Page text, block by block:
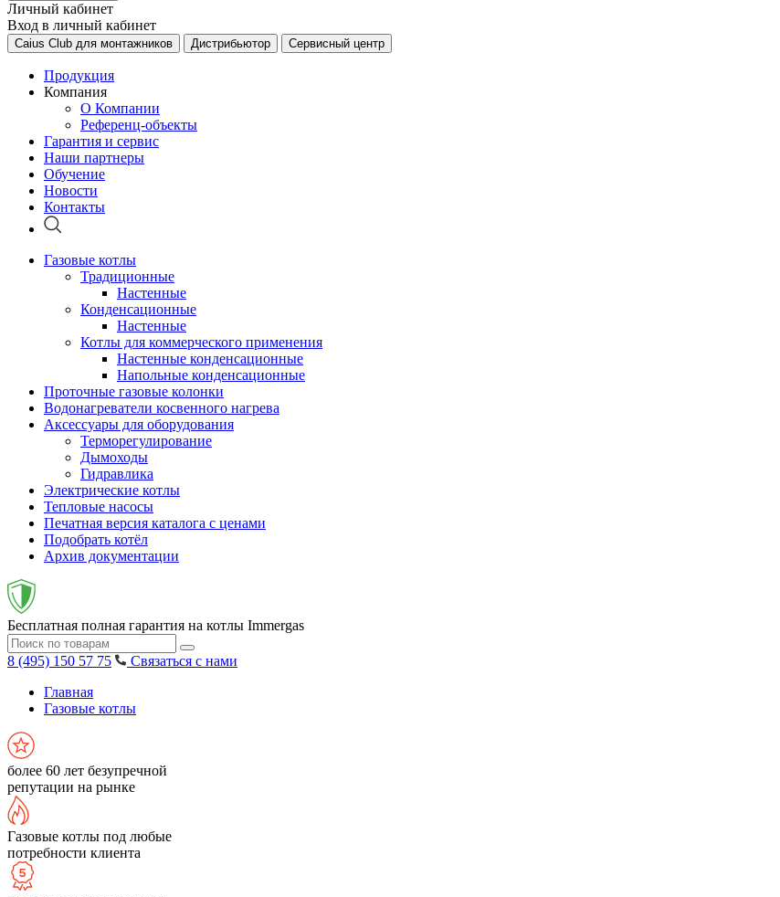
Личный кабинет
Вход в личный кабинет
Caius Club для монтажников Дистрибьютор Сервисный центр
Продукция
Компания
О Компании
Референц-объекты
Гарантия и сервис
Наши партнеры
Обучение
Новости
Контакты
Газовые котлы
Традиционные
Настенные
Конденсационные
Настенные
Котлы для коммерческого применения
Настенные конденсационные
Напольные конденсационные
Проточные газовые колонки
Водонагреватели косвенного нагрева
Аксессуары для оборудования
Терморегулирование
Дымоходы
Гидравлика
Электрические котлы
Тепловые насосы
Печатная версия каталога с ценами
Подобрать котёл
Архив документации
Бесплатная полная гарантия на котлы Immergas
8 (495) 150 57 75
Связаться с нами
Главная
Газовые котлы
более 60 лет безупречной
репутации на рынке
Газовые котлы под любые
потребности клиента